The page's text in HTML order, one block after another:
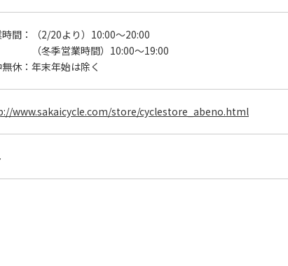
間：
（2/20より）10:00～20:00
（冬季営業時間）10:00～19:00
休： 年末年始は除く
www.sakaicycle.com/store/cyclestore_abeno.html